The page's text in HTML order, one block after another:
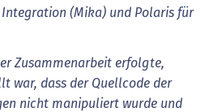
(Mika) und Polaris für
Zusammenarbeit erfolgte,
war, dass der Quellcode der
nicht manipuliert wurde und